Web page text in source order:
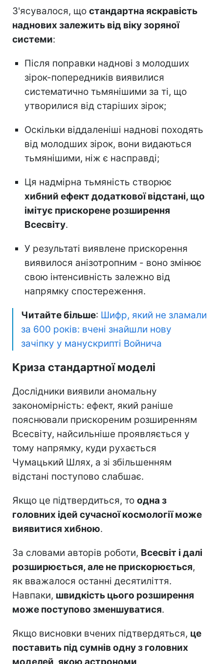
З'ясувалося, що стандартна яскравість
наднових залежить від віку зоряної
системи:
Після поправки наднові з молодших
зірок-попередників виявилися
систематично тьмянішими за ті, що
утворилися від старіших зірок;
Оскільки віддаленіші наднові походять
від молодших зірок, вони видаються
тьмянішими, ніж є насправді;
Ця надмірна тьмяність створює
хибний ефект додаткової відстані, що
імітує прискорене розширення
Всесвіту.
У результаті виявлене прискорення
виявилося анізотропним - воно змінює
свою інтенсивність залежно від
напрямку спостереження.
Читайте більше: Шифр, який не зламали
за 600 років: вчені знайшли нову
зачіпку у манускрипті Войнича
Криза стандартної моделі
Дослідники виявили аномальну
закономірність: ефект, який раніше
пояснювали прискореним розширенням
Всесвіту, найсильніше проявляється у
тому напрямку, куди рухається
Чумацький Шлях, а зі збільшенням
відстані поступово слабшає.
Якщо це підтвердиться, то одна з
головних ідей сучасної космології може
виявитися хибною.
За словами авторів роботи, Всесвіт і далі
розширюється, але не прискорюється,
як вважалося останні десятиліття.
Навпаки, швидкість цього розширення
може поступово зменшуватися.
Якщо висновки вчених підтвердяться, це
поставить під сумнів одну з головних
моделей, якою астрономи